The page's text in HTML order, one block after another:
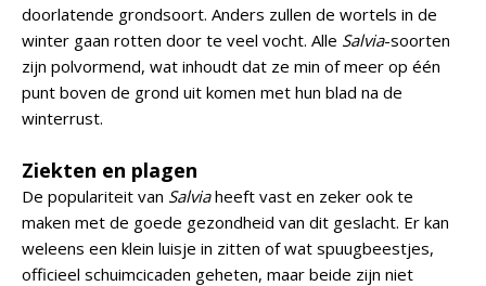
doorlatende grondsoort. Anders zullen de wortels in de
winter gaan rotten door te veel vocht. Alle Salvia-soorten
zijn polvormend, wat inhoudt dat ze min of meer op één
punt boven de grond uit komen met hun blad na de
winterrust.
Ziekten en plagen
De populariteit van Salviaheeft vast en zeker ook te
maken met de goede gezondheid van dit geslacht. Er kan
weleens een klein luisje in zitten of wat spuugbeestjes,
officieel schuimcicaden geheten, maar beide zijn niet